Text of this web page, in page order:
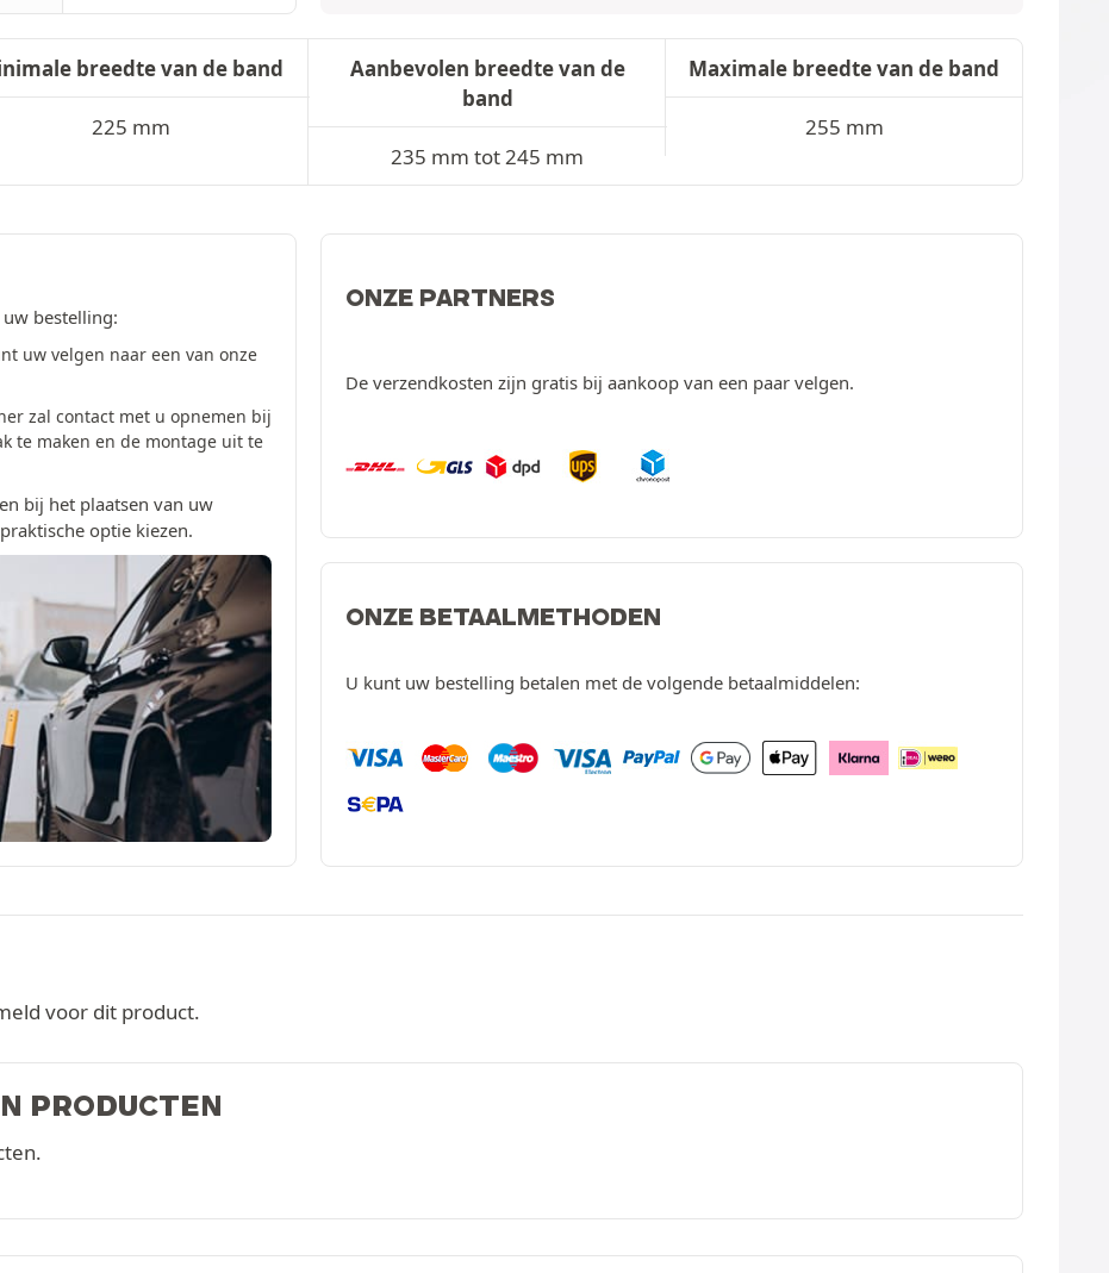
breedte van de band
225 mm
Aanbevolen breedte van de
band
235 mm tot 245 mm
Maximale breedte van de band
255 mm
bestelling:
uw velgen naar een van onze
zal contact met u opnemen bij
te maken en de montage uit te
bij het plaatsen van uw
optie kiezen.
ONZE PARTNERS
De verzendkosten zijn gratis bij aankoop van een paar velgen.
ONZE BETAALMETHODEN
U kunt uw bestelling betalen met de volgende betaalmiddelen:
voor dit product.
PRODUCTEN